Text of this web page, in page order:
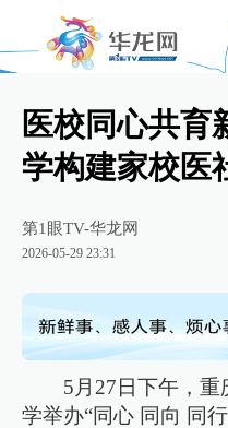
医校同心共育
学构建家校医
第1眼TV-华龙网
2026-05-29 23:31
5月27日下午，
学举办“同心 同向 同